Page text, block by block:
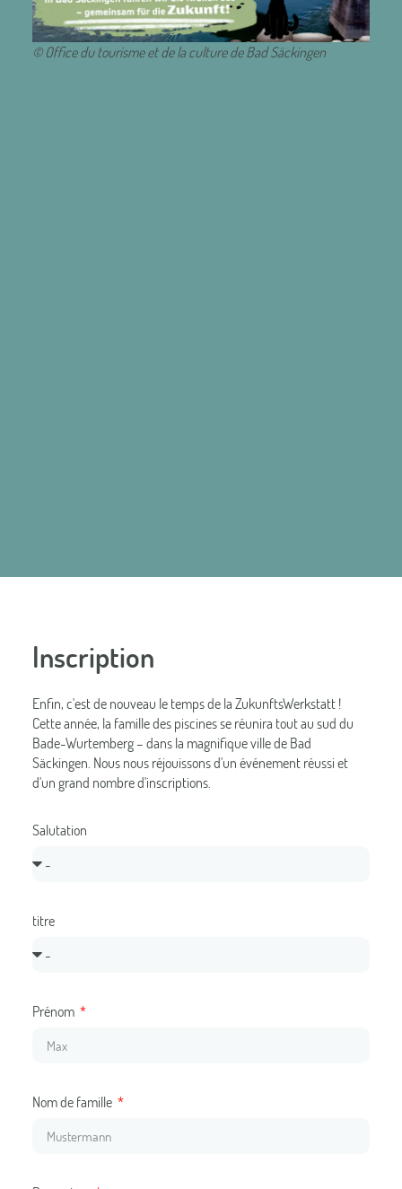
© Office du tourisme et de la culture de Bad Säckingen
Inscription
Enfin, c'est de nouveau le temps de la ZukunftsWerkstatt !
Cette année, la famille des piscines se réunira tout au sud du
Bade-Wurtemberg – dans la magnifique ville de Bad
Säckingen. Nous nous réjouissons d'un événement réussi et
d'un grand nombre d'inscriptions.
Salutation
titre
Prénom
Nom de famille